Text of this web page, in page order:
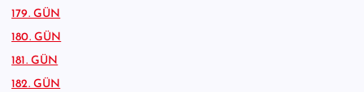
179. GÜN
180. GÜN
181. GÜN
182. GÜN